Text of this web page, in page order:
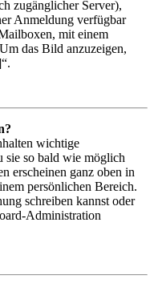
zugänglicher Server),
Anmeldung verfügbar
mit einem
das Bild anzuzeigen,
wichtige
sie so bald wie möglich
erscheinen ganz oben in
persönlichen Bereich.
schreiben kannst oder
Administration